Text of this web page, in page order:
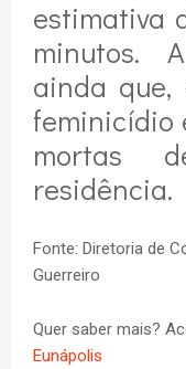
estimativa
minutos.
ainda
feminicídio
mortas
residência.
Fonte: Diretoria de
Guerreiro
Quer saber mais?
Eunápolis